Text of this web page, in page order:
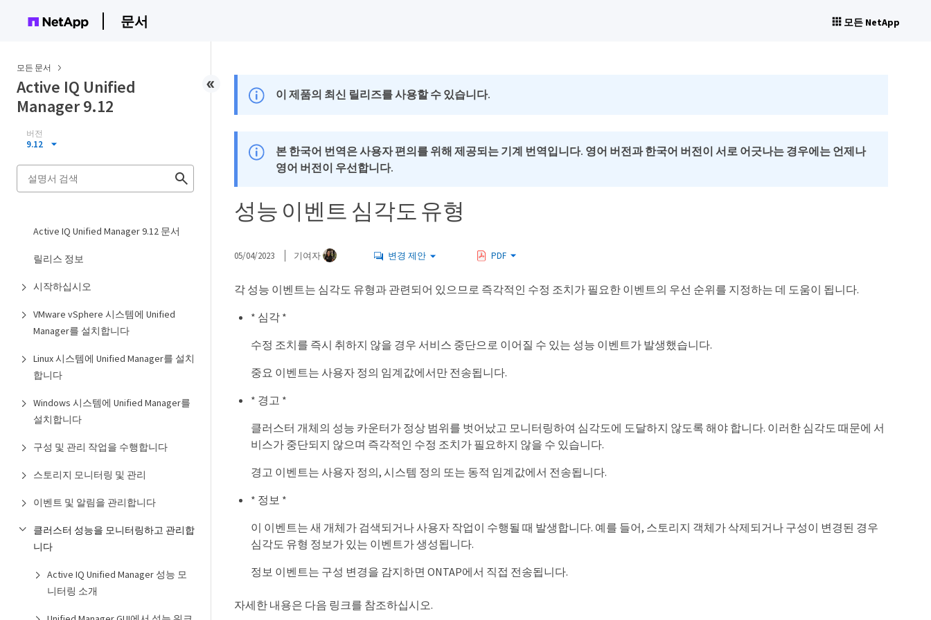
문서 모든 NetApp
모든 문서
Active IQ Unified
Manager 9.12
버전
9.12
Active IQ Unified Manager 9.12 문서
릴리스 정보
시작하십시오
VMware vSphere 시스템에 Unified
Manager를 설치합니다
Linux 시스템에 Unified Manager를 설치
합니다
Windows 시스템에 Unified Manager를
설치합니다
구성 및 관리 작업을 수행합니다
스토리지 모니터링 및 관리
이벤트 및 알림을 관리합니다
클러스터 성능을 모니터링하고 관리합
니다
Active IQ Unified Manager 성능 모
니터링 소개
이 제품의 최신 릴리즈를 사용할 수 있습니다.
본 한국어 번역은 사용자 편의를 위해 제공되는 기계 번역입니다. 영어 버전과 한국어 버전이 서로 어긋나는 경우에는 언제나
영어 버전이 우선합니다.
성능 이벤트 심각도 유형
05/04/2023 기여자 변경 제안 PDF
각 성능 이벤트는 심각도 유형과 관련되어 있으므로 즉각적인 수정 조치가 필요한 이벤트의 우선 순위를 지정하는 데 도움이 됩니다.
* 심각 *
수정 조치를 즉시 취하지 않을 경우 서비스 중단으로 이어질 수 있는 성능 이벤트가 발생했습니다.
중요 이벤트는 사용자 정의 임계값에서만 전송됩니다.
* 경고 *
클러스터 개체의 성능 카운터가 정상 범위를 벗어났고 모니터링하여 심각도에 도달하지 않도록 해야 합니다. 이러한 심각도 때문에 서
비스가 중단되지 않으며 즉각적인 수정 조치가 필요하지 않을 수 있습니다.
경고 이벤트는 사용자 정의, 시스템 정의 또는 동적 임계값에서 전송됩니다.
* 정보 *
이 이벤트는 새 개체가 검색되거나 사용자 작업이 수행될 때 발생합니다. 예를 들어, 스토리지 객체가 삭제되거나 구성이 변경된 경우
심각도 유형 정보가 있는 이벤트가 생성됩니다.
정보 이벤트는 구성 변경을 감지하면 ONTAP에서 직접 전송됩니다.
자세한 내용은 다음 링크를 참조하십시오.